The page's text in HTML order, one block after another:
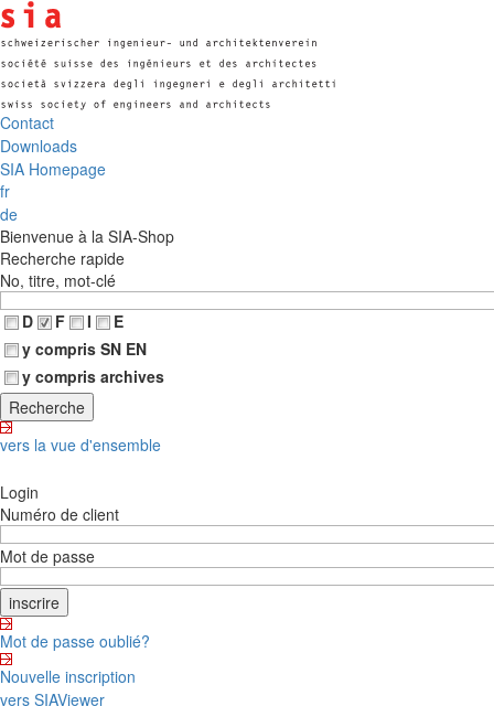
Contact
Downloads
SIA Homepage
fr
de
Bienvenue à la SIA-Shop
Recherche rapide
No, titre, mot-clé
D
F I
E
y compris SN EN
y compris archives
vers la vue d'ensemble
Login
Numéro de client
Mot de passe
Mot de passe oublié?
Nouvelle inscription
vers SIAViewer